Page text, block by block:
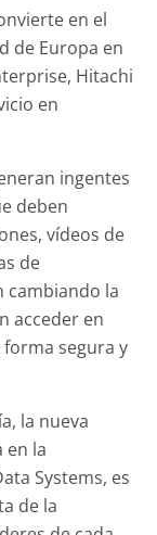
en el
de Europa en
Hitachi
en
ingentes
deben
vídeos de
de
cambiando la
acceder en
segura y
la nueva
en la
Systems, es
de la